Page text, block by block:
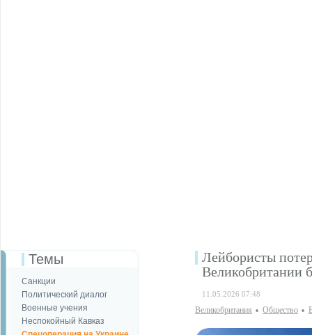
Темы
Санкции
Политический диалог
Военные учения
Неспокойный Кавказ
Лейбористы
Великобритании
11.05.2026 07:48
Великобритания Общество